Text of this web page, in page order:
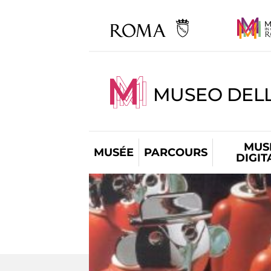
MUSEO
MUSÉE PARCOURS